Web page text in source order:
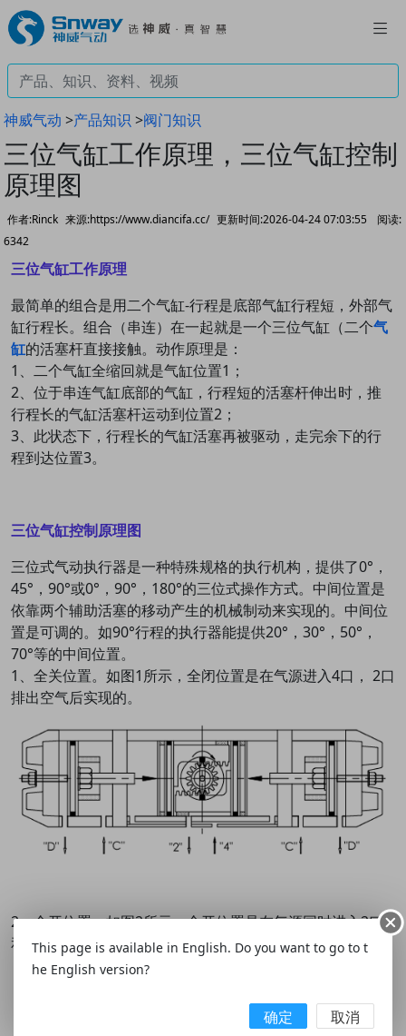
神威气动 >产品知识 >阀门知识
三位气缸工作原理，三位气缸控制
原理图
作者:Rinck 来源:https://www.diancifa.cc/ 更新时间:2026-04-24 07:03:55
阅读:
6342
三位气缸工作原理
最简单的组合是用二个气缸-行程是底部气缸行程短，外部气
缸行程长。组合（串连）在一起就是一个三位气缸（二个气
缸的活塞杆直接接触。动作原理是：
1、二个气缸全缩回就是气缸位置1；
2、位于串连气缸底部的气缸，行程短的活塞杆伸出时，推
行程长的气缸活塞杆运动到位置2；
3、此状态下，行程长的气缸活塞再被驱动，走完余下的行
程到达位置3。
三位气缸控制原理图
三位式气动执行器是一种特殊规格的执行机构，提供了0°，
45°，90°或0°，90°，180°的三位式操作方式。中间位置是
依靠两个辅助活塞的移动产生的机械制动来实现的。中间位
置是可调的。如90°行程的执行器能提供20°，30°，50°，
70°等的中间位置。
1、全关位置。如图1所示，全闭位置是在气源进入4口， 2口
排出空气后实现的。
2、全开位置。如图2所示，全开位置是在气源同时进入2口
和C口，4口和D口排出空气后实现的。
This page is available in English. Do you want to go to t
he English version?
确定 取消